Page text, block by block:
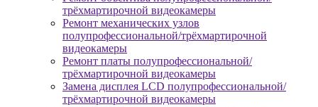
трёхмартирочной видеокамеры
Ремонт механических узлов
полупрофессиональной/трёхмартирочной
видеокамеры
Ремонт платы полупрофессиональной/
трёхмартирочной видеокамеры
Замена дисплея LCD полупрофессиональной/
трёхмартирочной видеокамеры